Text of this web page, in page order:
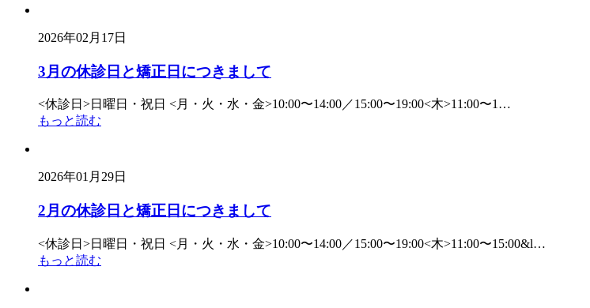
2026年02月17日
3月の休診日と矯正日につきまして
<休診日>日曜日・祝日 <月・火・水・金>10:00〜14:00／15:00〜19:00<木>11:00〜1…
もっと読む
2026年01月29日
2月の休診日と矯正日につきまして
<休診日>日曜日・祝日 <月・火・水・金>10:00〜14:00／15:00〜19:00<木>11:00〜15:00&l…
もっと読む